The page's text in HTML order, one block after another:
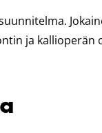
ja kallioperän